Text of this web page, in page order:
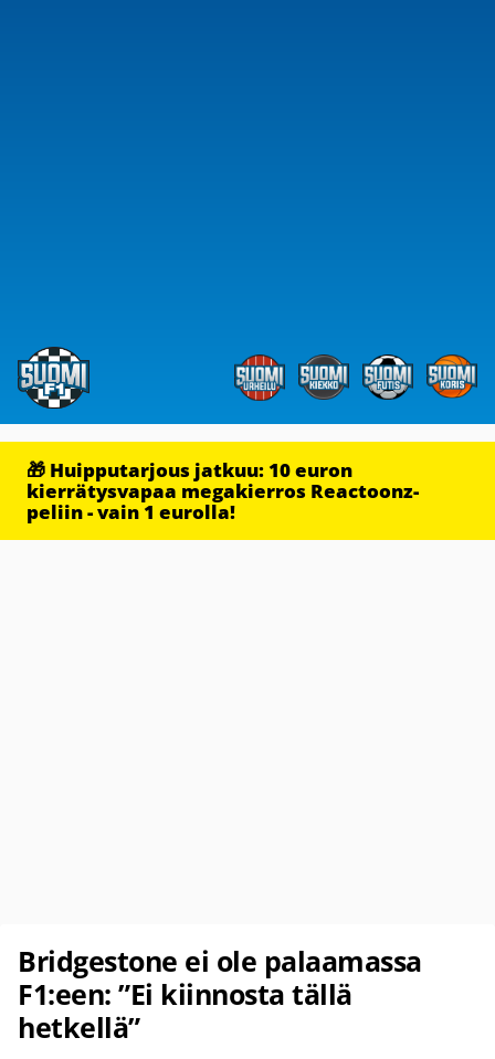
🎁 Huipputarjous jatkuu: 10 euron
kierrätysvapaa megakierros Reactoonz-
peliin - vain 1 eurolla!
Bridgestone ei ole palaamassa
F1:een: ”Ei kiinnosta tällä
hetkellä”